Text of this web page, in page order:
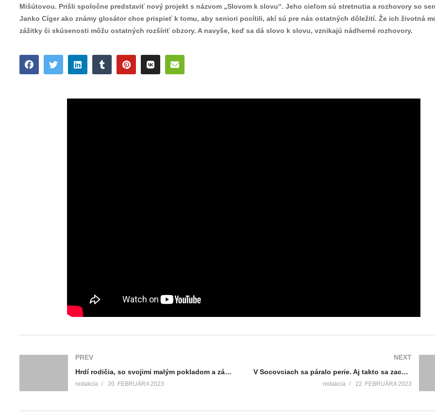
Mišútovou. Prišli spoločne predstaviť nový projekt s názvom „Slovom k slovu“. Jeho cieľom sú stretnutia a rozhovory so
Janko Cíger ako známy glosátor chce prispieť k tomu, aby seniori pocítili, akí sú pre nás ostatných dôležití. Že ich životná
zážitky či skúsenosti môžu ostatných rozšíriť obzory. A navyše, keď sa dá slovo k slovu, vznikajú nádherné rozhovory.
PREV
Hrdí rodičia, so svojimi malým pokladom a zároveň prvým Martinčanom narodeným v roku 2023 sa prišli oficiálne predstaviť primátorovi mesta
redakcia 20. FEBRUÁRA 2023
NEXT
V Socovciach sa páralo perie. Aj takto sa zachovávajú zvyky a tradície našich starých rodičov
redakcia 22. FEBRUÁRA 2023